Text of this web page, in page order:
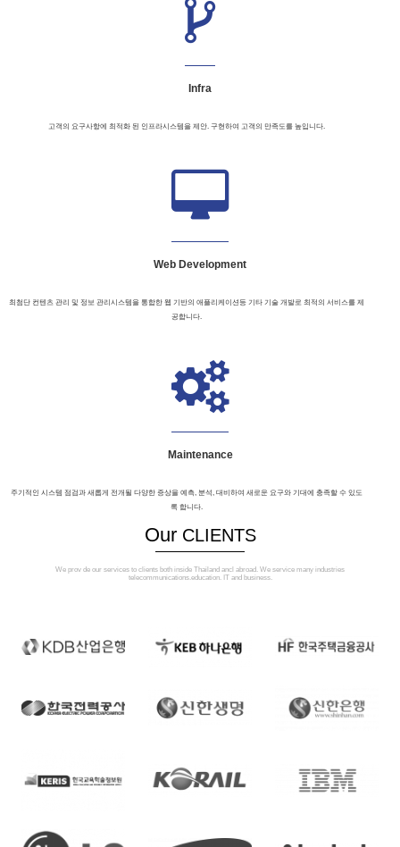
Infra
고객의 요구사항에 최적화 된 인프라시스템을 제안. 구현하여 고객의 만족도를 높입니다.
Web Development
최첨단 컨텐츠 관리 및 정보 관리시스템을 통합한 웹 기반의 애플리케이션등 기타 기술 개발로 최적의 서비스를 제
공합니다.
Maintenance
주기적인 시스템 점검과 새롭게 전개될 다양한 증상을 예측, 분석, 대비하여 새로운 요구와 기대에 충족할 수 있도
록 합니다.